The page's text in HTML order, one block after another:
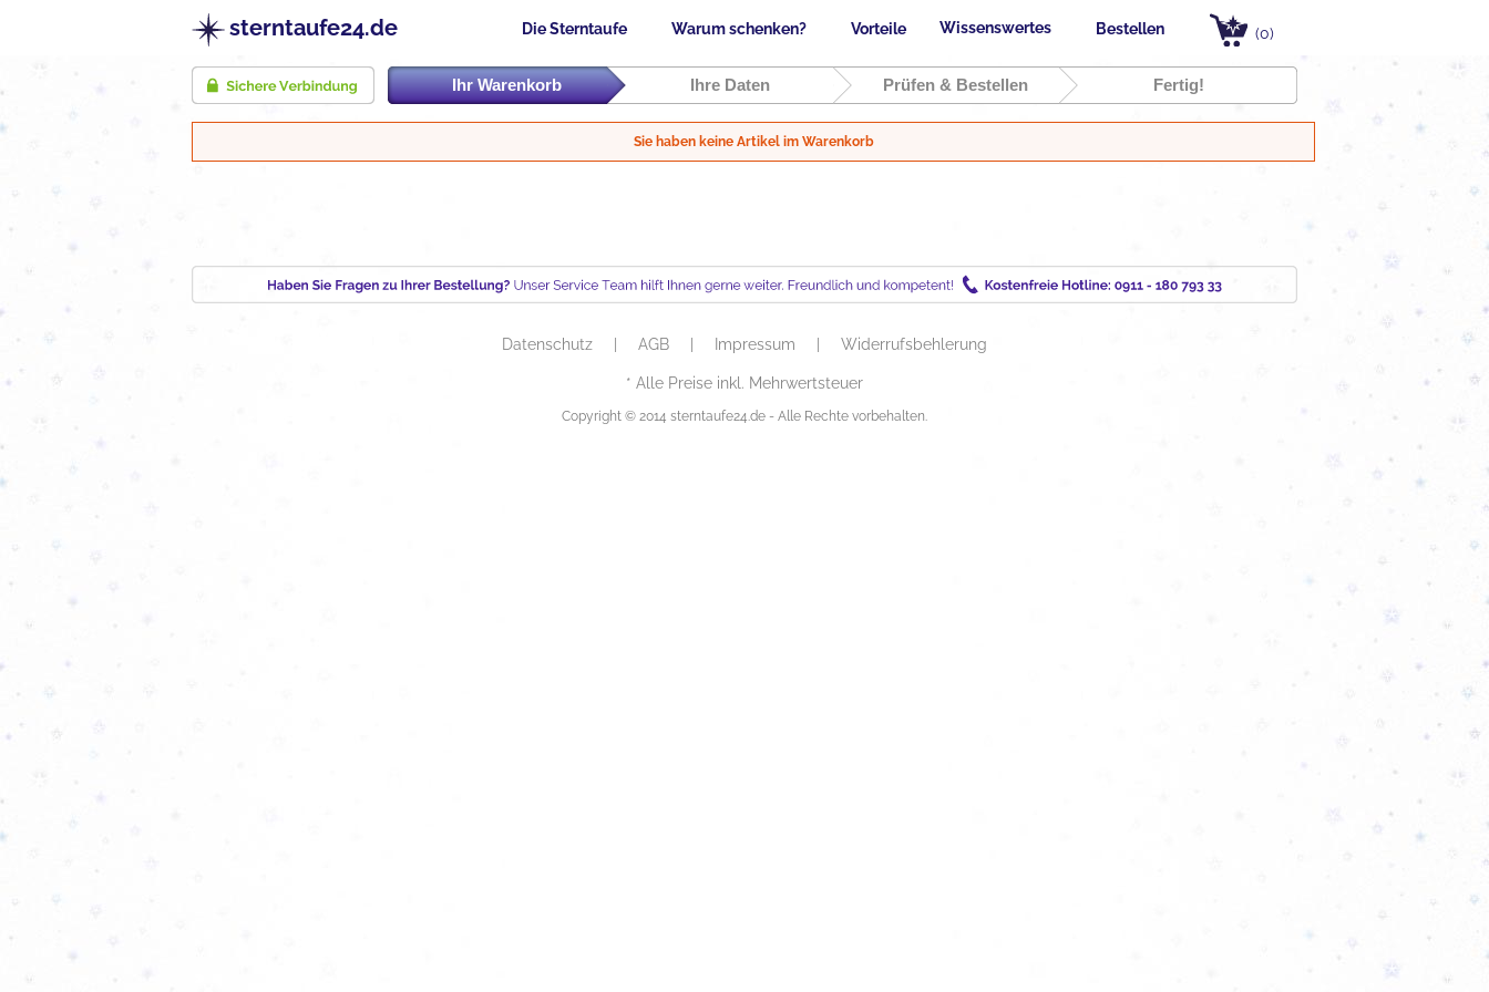
sterntaufe24.de Die Sterntaufe Warum schenken? Vorteile Wissenswertes Bestellen (0)
Ihr Warenkorb Ihre Daten Prüfen & Bestellen Fertig!
Sie haben keine Artikel im Warenkorb
Datenschutz AGB Impressum Widerrufsbehlerung
* Alle Preise inkl. Mehrwertsteuer
Copyright © 2014 sterntaufe24.de - Alle Rechte vorbehalten.